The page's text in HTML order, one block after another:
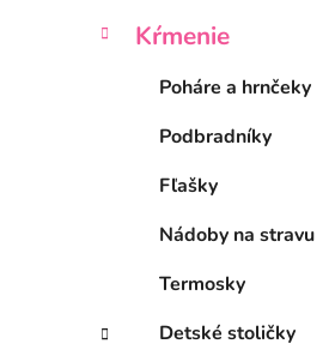
Kŕmenie
Poháre a hrnčeky
Podbradníky
Fľašky
Nádoby na stravu
Termosky
Detské stoličky